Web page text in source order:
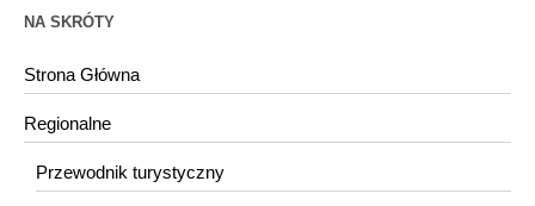
NA SKRÓTY
Strona Główna
Regionalne
Przewodnik turystyczny